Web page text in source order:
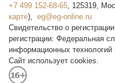
+7 499 152-68-65, 125319,
карте),
Свидетельство о
регистрации: Федеральная
информационных
Сайт использует cookies.